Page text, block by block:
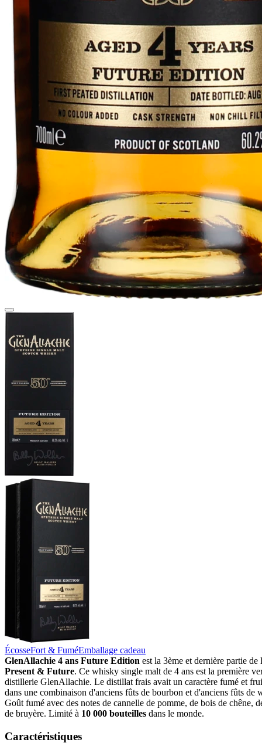
ÉcosseFort & FuméEmballage cadeau
GlenAllachie 4 ans Future Edition est la 3ème et dernière partie de
Present & Future. Ce whisky single malt de 4 ans est la première
distillerie GlenAllachie. Le distillat frais avait un caractère fumé et
dans une combinaison d'anciens fûts de bourbon et d'anciens fûts de
Goût fumé avec des notes de cannelle de pomme, de bois de chêne,
de bruyère. Limité à 10 000 bouteilles dans le monde.
Caractéristiques